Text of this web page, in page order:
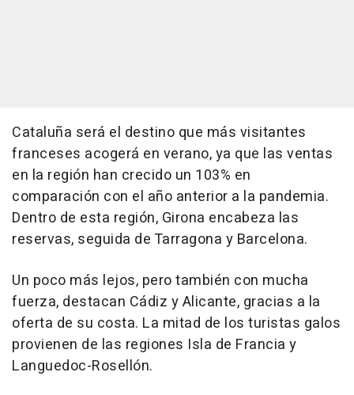
Cataluña será el destino que más visitantes
franceses acogerá en verano, ya que las ventas
en la región han crecido un 103% en
comparación con el año anterior a la pandemia.
Dentro de esta región, Girona encabeza las
reservas, seguida de Tarragona y Barcelona.
Un poco más lejos, pero también con mucha
fuerza, destacan Cádiz y Alicante, gracias a la
oferta de su costa. La mitad de los turistas galos
provienen de las regiones Isla de Francia y
Languedoc-Rosellón.